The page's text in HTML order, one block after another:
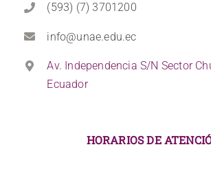
(593) (7) 3701200
info@unae.edu.ec
Av. Independencia S/N Sector
Ecuador
HORARIOS DE